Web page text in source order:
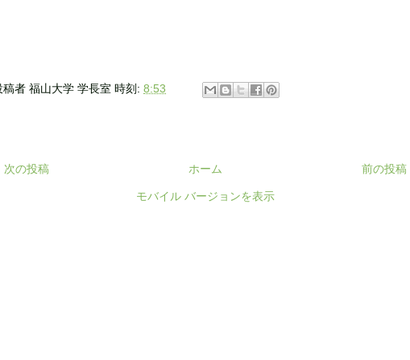
稿者 福山大学 学長室 時刻: 8:53
次の投稿 前の投稿
ホーム
モバイル バージョンを表示